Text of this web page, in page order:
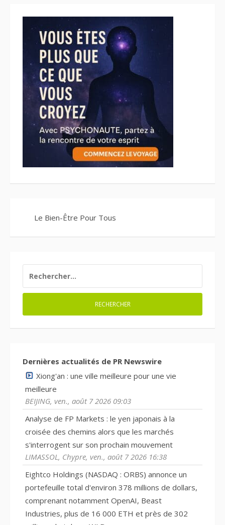
Le Bien-Être Pour Tous
Dernières actualités de PR Newswire
Xiong'an : une ville meilleure pour une vie
meilleure
BEIJING, ven., août 7 2026 09:03
Analyse de FP Markets : le yen japonais à la
croisée des chemins alors que les marchés
s'interrogent sur son prochain mouvement
LIMASSOL, Chypre, ven., août 7 2026 16:38
Eightco Holdings (NASDAQ : ORBS) annonce un
portefeuille total d'environ 378 millions de dollars,
comprenant notamment OpenAI, Beast
Industries, plus de 16 000 ETH et près de 302